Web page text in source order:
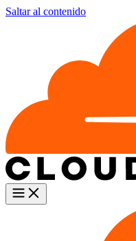
Saltar al contenido